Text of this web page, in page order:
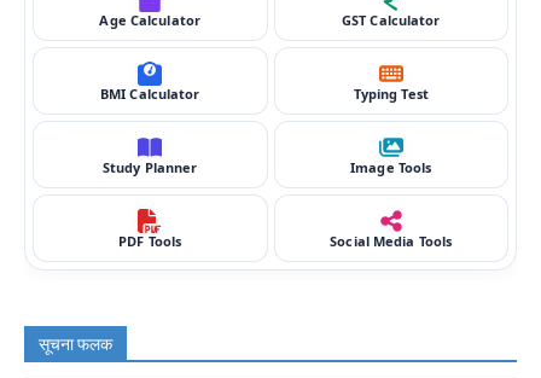
Age Calculator GST Calculator
BMI Calculator Typing Test
Study Planner Image Tools
PDF Tools Social Media Tools
सूचना फलक